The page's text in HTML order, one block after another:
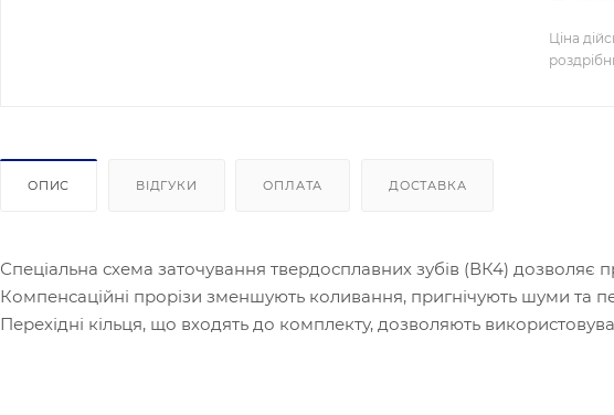
Ціна
ОПИС ВІДГУКИ ОПЛАТА ДОСТАВКА
Спеціальна схема заточування твердосплавних зубів (ВК4)
Компенсаційні прорізи зменшують коливання, пригнічують шуми та
Перехідні кільця, що входять до комплекту, дозволяють